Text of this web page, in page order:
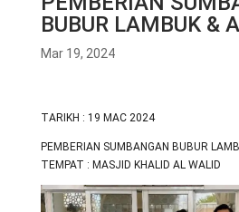
BUBUR LAMBUK &
Mar 19, 2024
TARIKH : 19 MAC 2024
PEMBERIAN SUMBANGAN BUBUR
TEMPAT : MASJID KHALID AL WALID